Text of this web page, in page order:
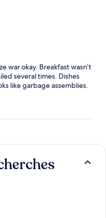
war okay. Breakfast wasn’t
several times. Dishes
like garbage assemblies.